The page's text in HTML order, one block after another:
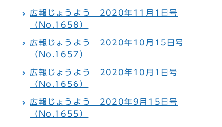
広報じょうよう 2020年11月1日号
（No.1658）
広報じょうよう 2020年10月15日号
（No.1657）
広報じょうよう 2020年10月1日号
（No.1656）
広報じょうよう 2020年9月15日号
（No.1655）